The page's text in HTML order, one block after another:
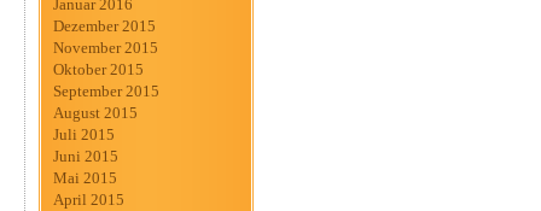
Januar 2016
Dezember 2015
November 2015
Oktober 2015
September 2015
August 2015
Juli 2015
Juni 2015
Mai 2015
April 2015